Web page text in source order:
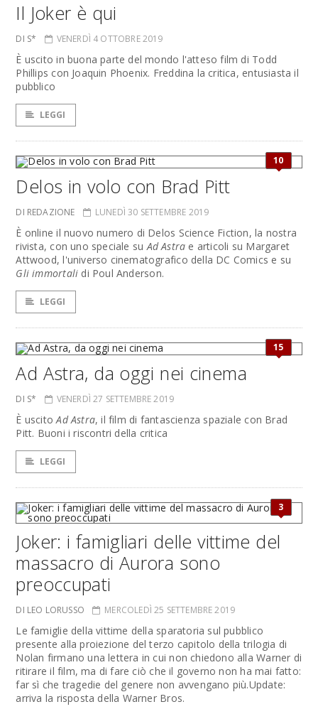
Il Joker è qui
DI S* VENERDÌ 4 OTTOBRE 2019
È uscito in buona parte del mondo l'atteso film di Todd
Phillips con Joaquin Phoenix. Freddina la critica, entusiasta il
pubblico
LEGGI
10
Delos in volo con Brad Pitt
DI REDAZIONE LUNEDÌ 30 SETTEMBRE 2019
È online il nuovo numero di Delos Science Fiction, la nostra
rivista, con uno speciale suAd Astra e articoli su Margaret
Attwood, l'universo cinematografico della DC Comics e su
Gli immortali di Poul Anderson.
LEGGI
15
Ad Astra, da oggi nei cinema
DI S* VENERDÌ 27 SETTEMBRE 2019
È uscitoAd Astra, il film di fantascienza spaziale con Brad
Pitt. Buoni i riscontri della critica
LEGGI
3
Joker: i famigliari delle vittime del
massacro di Aurora sono
preoccupati
DI LEO LORUSSO MERCOLEDÌ 25 SETTEMBRE 2019
Le famiglie della vittime della sparatoria sul pubblico
presente alla proiezione del terzo capitolo della trilogia di
Nolan firmano una lettera in cui non chiedono alla Warner di
ritirare il film, ma di fare ciò che il governo non ha mai fatto:
far sì che tragedie del genere non avvengano più.Update:
arriva la risposta della Warner Bros.